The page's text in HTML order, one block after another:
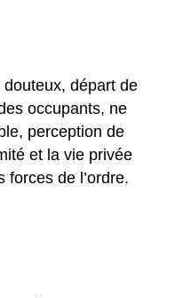
départ de
occupants, ne
perception de
et la vie privée
de l’ordre.